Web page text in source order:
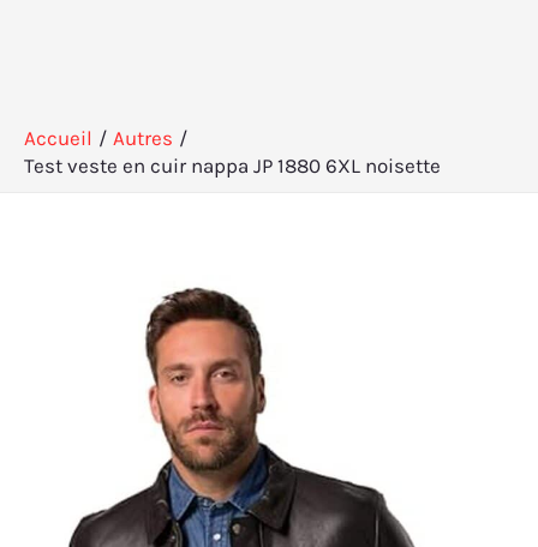
Accueil
Autres
Test veste en cuir nappa JP 1880 6XL noisette